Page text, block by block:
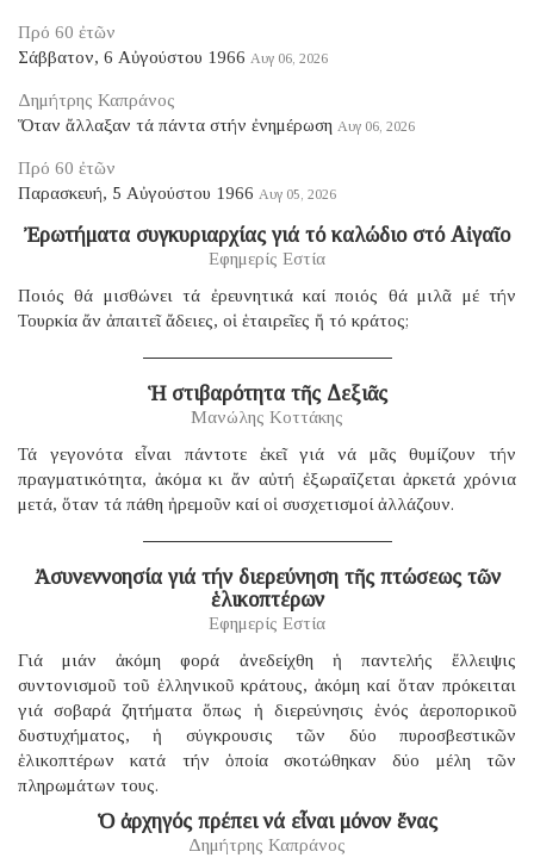
Πρό 60 ἐτῶν
Σάββατον, 6 Αὐγούστου 1966 Αυγ 06, 2026
Δημήτρης Καπράνος
Ὅταν ἄλλαξαν τά πάντα στήν ἐνημέρωση Αυγ 06, 2026
Πρό 60 ἐτῶν
Παρασκευή, 5 Αὐγούστου 1966 Αυγ 05, 2026
Ἐρωτήματα συγκυριαρχίας γιά τό καλώδιο στό Αἰγαῖο
Εφημερίς Εστία
Ποιός θά μισθώνει τά ἐρευνητικά καί ποιός θά μιλᾶ μέ τήν
Τουρκία ἄν ἀπαιτεῖ ἄδειες, οἱ ἑταιρεῖες ἤ τό κράτος;
Ἡ στιβαρότητα τῆς Δεξιᾶς
Μανώλης Κοττάκης
Τά γεγονότα εἶναι πάντοτε ἐκεῖ γιά νά μᾶς θυμίζουν τήν
πραγματικότητα, ἀκόμα κι ἄν αὐτή ἐξωραΐζεται ἀρκετά χρόνια
μετά, ὅταν τά πάθη ἠρεμοῦν καί οἱ συσχετισμοί ἀλλάζουν.
Ἀσυνεννοησία γιά τήν διερεύνηση τῆς πτώσεως τῶν
ἑλικοπτέρων
Εφημερίς Εστία
Γιά μιάν ἀκόμη φορά ἀνεδείχθη ἡ παντελής ἔλλειψις
συντονισμοῦ τοῦ ἑλληνικοῦ κράτους, ἀκόμη καί ὅταν πρόκειται
γιά σοβαρά ζητήματα ὅπως ἡ διερεύνησις ἑνός ἀεροπορικοῦ
δυστυχήματος, ἡ σύγκρουσις τῶν δύο πυροσβεστικῶν
ἑλικοπτέρων κατά τήν ὁποία σκοτώθηκαν δύο μέλη τῶν
πληρωμάτων τους.
Ὁ ἀρχηγός πρέπει νά εἶναι μόνον ἕνας
Δημήτρης Καπράνος